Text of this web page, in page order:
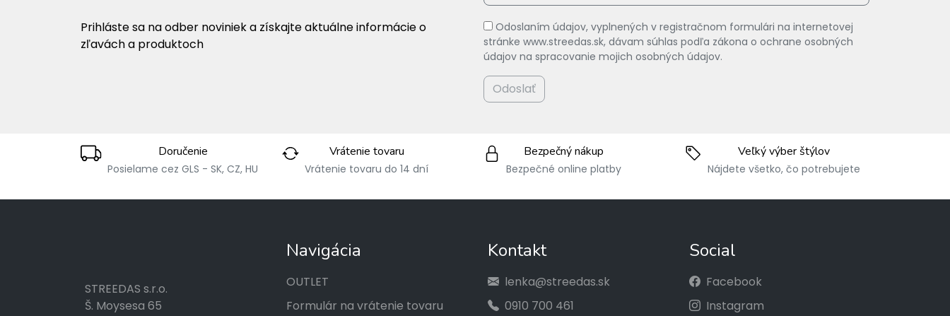
Prihláste sa na odber noviniek a získajte aktuálne informácie o
zľavách a produktoch
Odoslaním údajov, vyplnených v registračnom formulári na internetovej
stránke www.streedas.sk, dávam súhlas podľa zákona o ochrane osobných
údajov na spracovanie mojich osobných údajov.
Odoslať
Doručenie
Posielame cez GLS - SK, CZ, HU
Vrátenie tovaru
Vrátenie tovaru do 14 dní
Bezpečný nákup
Bezpečné online platby
Veľký výber štýlov
Nájdete všetko, čo potrebujete
STREEDAS s.r.o.
Š. Moysesa 65
Navigácia
OUTLET
Formulár na vrátenie tovaru
Kontakt
lenka@streedas.sk
0910 700 461
Social
Facebook
Instagram